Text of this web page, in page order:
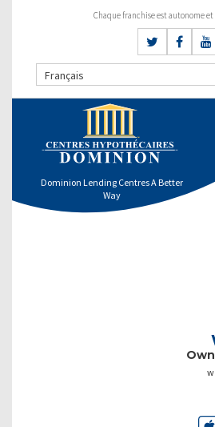
Chaque franchise est autonome
Français
Dominion Lending Centres A Better
Way